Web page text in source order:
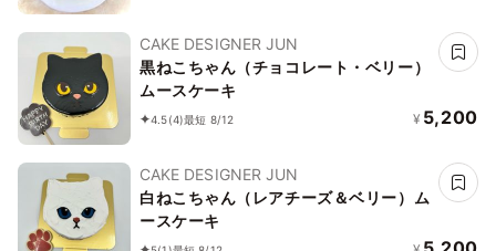
CAKE DESIGNER JUN
黒ねこちゃん（チョコレート・ベリー）
ムースケーキ
4.5(4)最短 8/12 ¥ 5,200
CAKE DESIGNER JUN
白ねこちゃん（レアチーズ＆ベリー）ム
ースケーキ